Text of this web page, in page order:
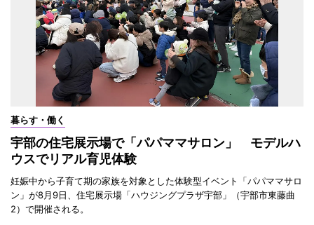
暮らす・働く
宇部の住宅展示場で「パパママサロン」 モデルハ
ウスでリアル育児体験
妊娠中から子育て期の家族を対象とした体験型イベント「パパママサロ
ン」が8月9日、住宅展示場「ハウジングプラザ宇部」（宇部市東藤曲
2）で開催される。